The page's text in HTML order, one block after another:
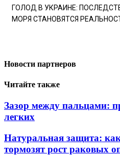
ГОЛОД В УКРАИНЕ:
МОРЯ СТАНОВЯТСЯ
Новости партнеров
Читайте также
Зазор между пальцами:
легких
Натуральная защита:
тормозят рост раковых